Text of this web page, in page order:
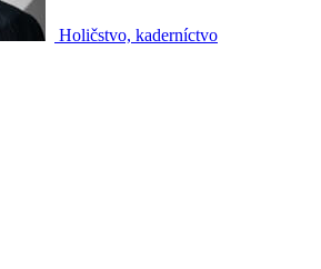
Holičstvo, kaderníctvo